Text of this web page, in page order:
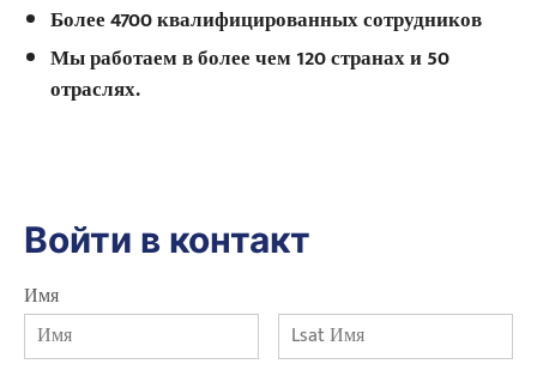
Более 4700 квалифицированных сотрудников
Мы работаем в более чем 120 странах и 50
отраслях.
Войти в контакт
Имя